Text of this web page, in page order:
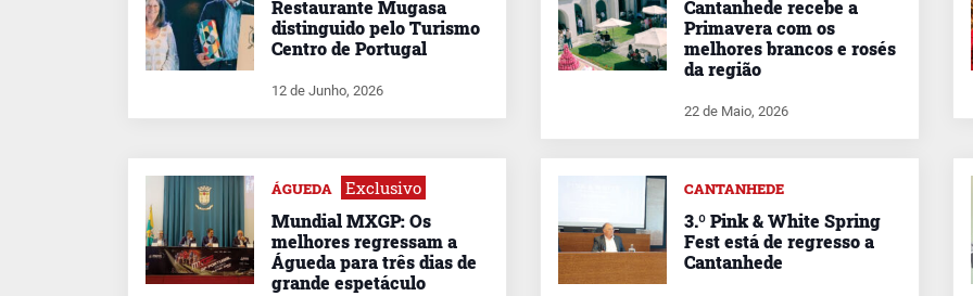
Restaurante Mugasa
distinguido pelo Turismo
Centro de Portugal
12 de Junho, 2026
Cantanhede recebe a
Primavera com os
melhores brancos e rosés
da região
22 de Maio, 2026
ÁGUEDA Exclusivo
Mundial MXGP: Os
melhores regressam a
Águeda para três dias de
grande espetáculo
CANTANHEDE
3.º Pink & White Spring
Fest está de regresso a
Cantanhede